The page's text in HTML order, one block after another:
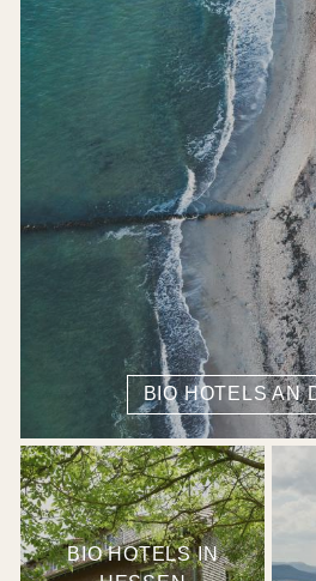
BIO HOTELS AN
BIO HOTELS IN